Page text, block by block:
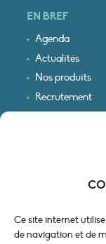
Ce site internet
de navigation et de
EN BREF
Agenda
Actualités
Nos produits
Recrutement
Recevoir nos
Mentions
Politique de